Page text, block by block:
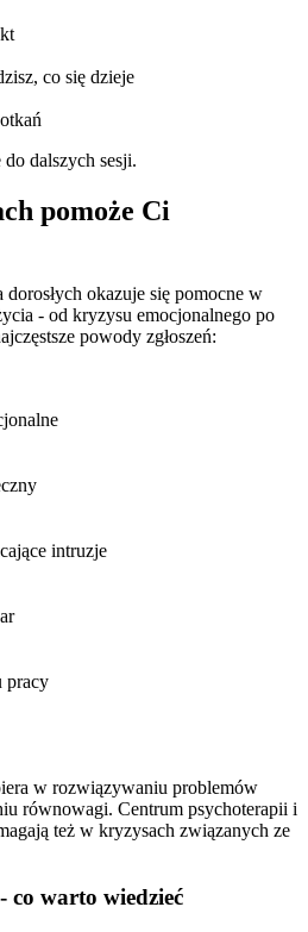
co się dzieje
dalszych sesji.
pomoże Ci
okazuje się pomocne w
- od kryzysu emocjonalnego po
powody zgłoszeń:
intruzje
pracy
w rozwiązywaniu problemów
równowagi. Centrum psychoterapii i
też w kryzysach związanych ze
- co warto wiedzieć